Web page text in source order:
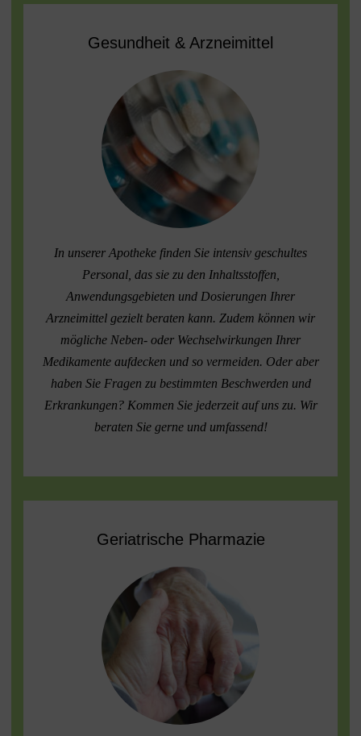
Gesundheit & Arzneimittel
In unserer Apotheke finden Sie intensiv geschultes
Personal, das sie zu den Inhaltsstoffen,
Anwendungsgebieten und Dosierungen Ihrer
Arzneimittel gezielt beraten kann. Zudem können wir
mögliche Neben- oder Wechselwirkungen Ihrer
Medikamente aufdecken und so vermeiden. Oder aber
haben Sie Fragen zu bestimmten Beschwerden und
Erkrankungen? Kommen Sie jederzeit auf uns zu. Wir
beraten Sie gerne und umfassend!
Geriatrische Pharmazie